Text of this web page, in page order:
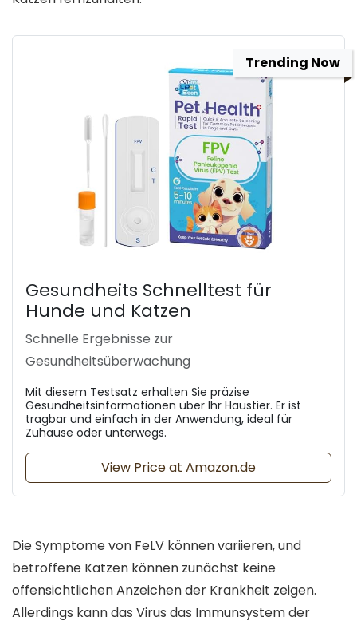
Trending Now
Gesundheits Schnelltest für
Hunde und Katzen
Schnelle Ergebnisse zur
Gesundheitsüberwachung
Mit diesem Testsatz erhalten Sie präzise
Gesundheitsinformationen über Ihr Haustier. Er ist
tragbar und einfach in der Anwendung, ideal für
Zuhause oder unterwegs.
View Price at Amazon.de
Die Symptome von FeLV können variieren, und
betroffene Katzen können zunächst keine
offensichtlichen Anzeichen der Krankheit zeigen.
Allerdings kann das Virus das Immunsystem der